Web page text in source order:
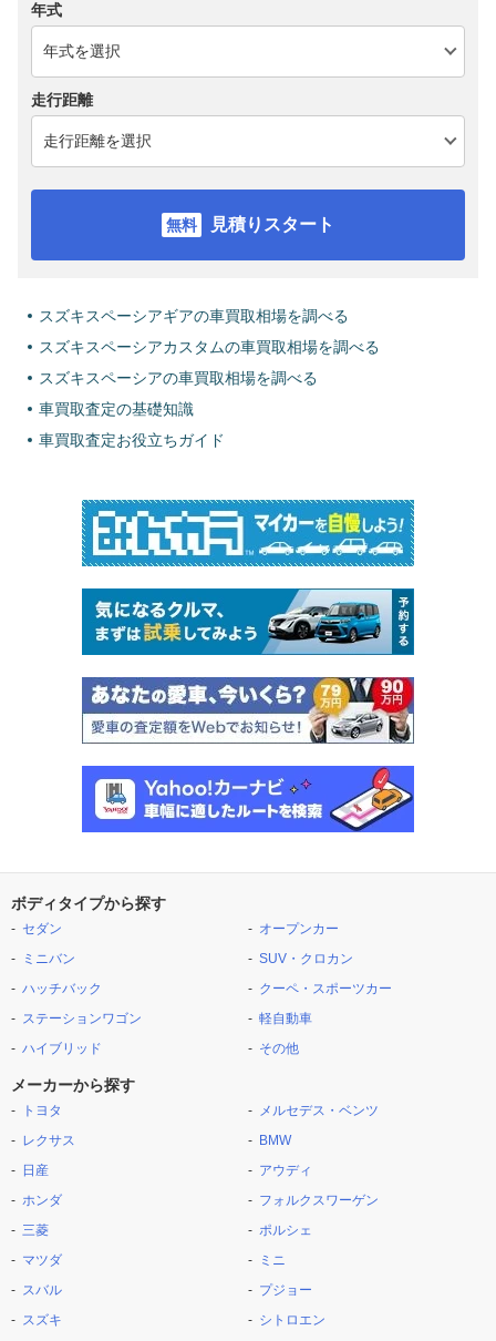
年式
走行距離
見積りスタート
スズキスペーシアギアの車買取相場を調べる
スズキスペーシアカスタムの車買取相場を調べる
スズキスペーシアの車買取相場を調べる
車買取査定の基礎知識
車買取査定お役立ちガイド
ボディタイプから探す
セダン
ミニバン
ハッチバック
ステーションワゴン
ハイブリッド
オープンカー
SUV・クロカン
クーペ・スポーツカー
軽自動車
その他
メーカーから探す
トヨタ
レクサス
日産
ホンダ
三菱
マツダ
スバル
スズキ
メルセデス・ベンツ
BMW
アウディ
フォルクスワーゲン
ポルシェ
ミニ
プジョー
シトロエン